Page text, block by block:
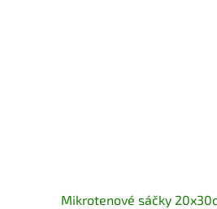
Mikrotenové sáčky